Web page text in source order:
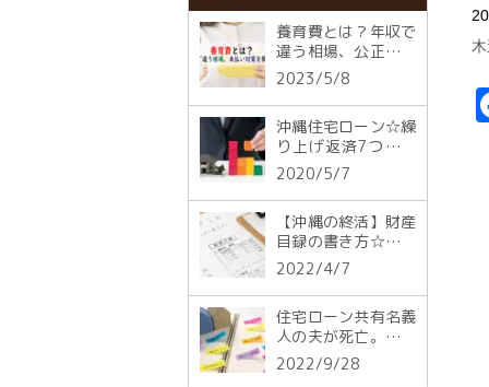
養育費とは？年収で
違う相場、公正証書
による未払い対策を
詳しく解説！
2023/5/8
沖縄住宅ローン☆繰
り上げ返済7つのポ
イント
2020/5/7
【沖縄の終活】財産
目録の書き方☆役立
つ項目や注意点まで
2022/4/7
住宅ローン共有名義
人の夫が死亡。債務
は残る3つのケース
と対処法
2022/9/28